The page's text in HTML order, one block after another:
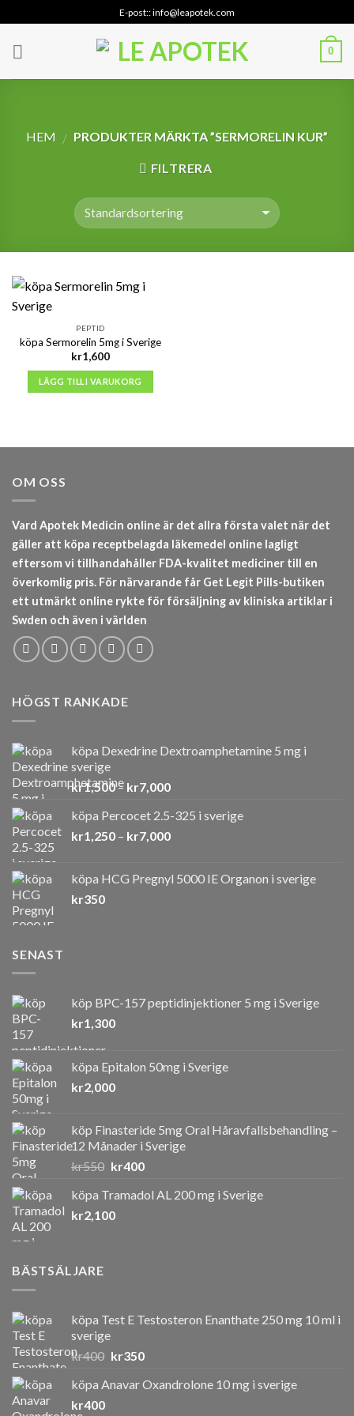
to
content
E-post:: info@leapotek.com
0
HEM / PRODUKTER MÄRKTA ”SERMORELIN KUR”
FILTRERA
PEPTID
köpa Sermorelin 5mg i Sverige
kr1,600
LÄGG TILL I VARUKORG
OM OSS
Vard Apotek Medicin online är det allra första valet när det
gäller att köpa receptbelagda läkemedel online lagligt
eftersom vi tillhandahåller FDA-kvalitet mediciner till en
överkomlig pris. För närvarande får Get Legit Pills-butiken
ett utmärkt online rykte för försäljning av kliniska artiklar i
Swden och även i världen
HÖGST RANKADE
köpa Dexedrine Dextroamphetamine 5 mg i
sverige
kr1,500– kr7,000Prisintervall:
till
kr7,000
köpa Percocet 2.5-325 i sverige
kr1,250 – kr7,000Prisintervall:
kr7,000
köpa HCG Pregnyl 5000 IE Organon i sverige
kr350
SENAST
köp BPC-157 peptidinjektioner 5 mg i Sverige
kr1,300
köpa Epitalon 50mg i Sverige
kr2,000
köp Finasteride 5mg Oral Håravfallsbehandling –
12 Månader i Sverige
kr550 Det
priset
var:
kr400Det
priset
köpa Tramadol AL 200 mg i Sverige
kr2,100
BÄSTSÄLJARE
köpa Test E Testosteron Enanthate 250 mg 10 ml i
sverige
kr400 Det
priset
kr350Det
priset
köpa Anavar Oxandrolone 10 mg i sverige
kr400